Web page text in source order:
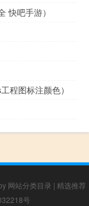
快吧手游）
程图标注颜色）
网站分类目录 | 精选推荐
号